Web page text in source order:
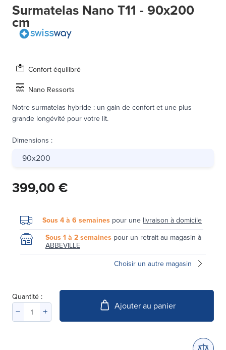
Surmatelas Nano T11 - 90x200
cm
Confort équilibré
Nano Ressorts
Notre surmatelas hybride : un gain de confort et une plus
grande longévité pour votre lit.
Dimensions :
90x200
399,00 €
Sous 4 à 6 semaines pour une livraison à domicile
Sous 1 à 2 semaines pour un retrait au magasin à
ABBEVILLE
Choisir un autre magasin
Quantité :
Ajouter au panier